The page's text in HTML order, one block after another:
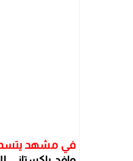
في مشهد يتسم